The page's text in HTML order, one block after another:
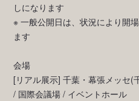
しになります
※ 一般公開日は、状況により開
ます
会場
[リアル展示] 千葉・幕張メッセ(
/ 国際会議場 / イベントホール